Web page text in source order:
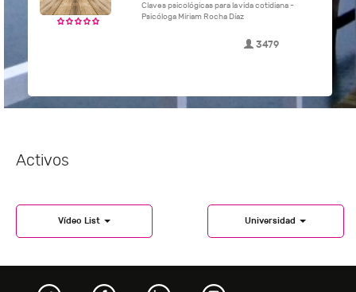
Claves psicológicas para la vida cotidiana -
Psicóloga Miriam Rocha Díaz
3479
Activos
Vídeo List Universidad